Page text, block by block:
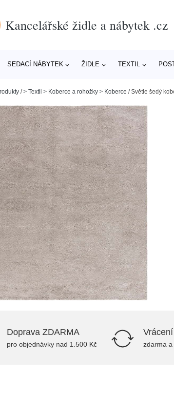
Kancelářské židle a nábytek .cz
SEDACÍ NÁBYTEK ŽIDLE TEXTIL
/> Textil > Koberce a rohožky > Koberce /Světle šedý
Doprava ZDARMA
pro objednávky nad 1.500 Kč zdarma a